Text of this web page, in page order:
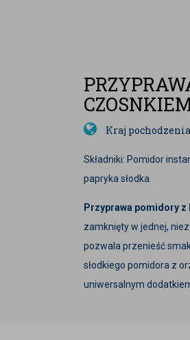
Kraj
Składniki: Pomidor
papryka słodka.
Przyprawa pomidory
zamknięty w jednej,
pozwala przenieść
słodkiego pomidora z
uniwersalnym
znajdziesz mieszankę